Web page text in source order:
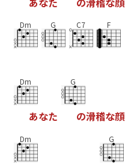
Dm G C7 F
Dm
あなた
G
の滑稽な顔
Dm G